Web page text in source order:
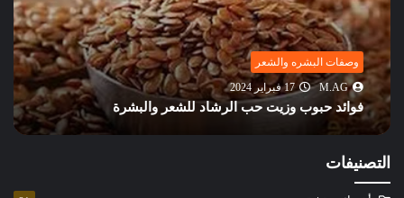
وصفات البشره والشعر
M.AG
17 فبراير 2024
فوائد حبوب وزيت حب الرشاد للشعر والبشرة
التصنيفات